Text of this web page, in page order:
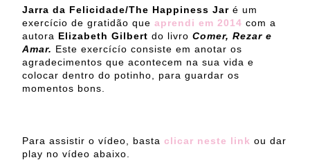
Jarra da Felicidade/The Happiness Jar é um
exercício de gratidão que aprendi em 2014 com a
autora Elizabeth Gilbert do livro Comer, Rezar e
Amar. Este exercícío consiste em anotar os
agradecimentos que acontecem na sua vida e
colocar dentro do potinho, para guardar os
momentos bons.
Para assistir o vídeo, basta clicar neste link ou dar
play no vídeo abaixo.